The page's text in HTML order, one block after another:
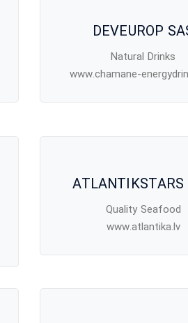
DEVEUROP
Natural Drinks
www.chamane-
Quality Seafood
www.atlantika.lv